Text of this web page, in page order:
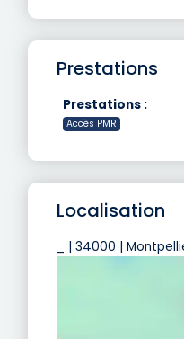
Prestations
Prestations :
Accès PMR
Localisation
_ | 34000 |